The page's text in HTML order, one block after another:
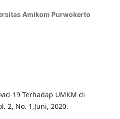
Amikom Purwokerto
19 Terhadap UMKM di
2, No. 1,Juni, 2020.